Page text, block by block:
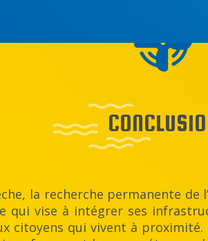
la recherche permanente de
qui vise à intégrer ses
citoyens qui vivent à